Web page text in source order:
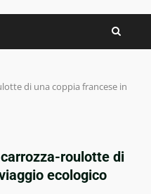
di una coppia francese in
roulotte di
ecologico